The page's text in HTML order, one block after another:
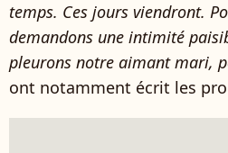
temps. Ces jours viendront.
demandons une intimité
pleurons notre aimant mari,
ont notamment écrit les